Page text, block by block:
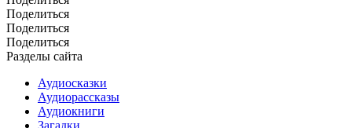
Поделиться
Поделиться
Поделиться
Разделы сайта
Аудиосказки
Аудиорассказы
Аудиокниги
Загадки